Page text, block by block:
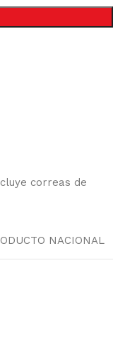
correas de
NACIONAL